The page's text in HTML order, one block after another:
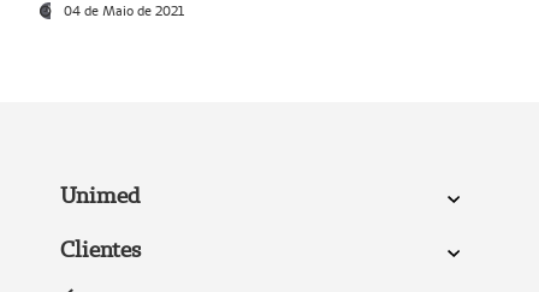
04 de Maio de 2021
Unimed
Clientes